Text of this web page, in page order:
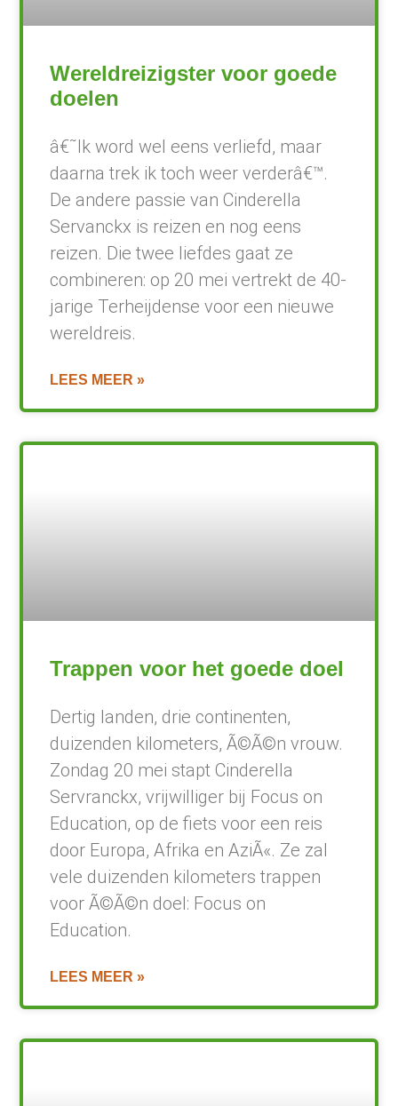
Wereldreizigster voor goede
doelen
â€˜Ik word wel eens verliefd, maar
daarna trek ik toch weer verderâ€™.
De andere passie van Cinderella
Servanckx is reizen en nog eens
reizen. Die twee liefdes gaat ze
combineren: op 20 mei vertrekt de 40-
jarige Terheijdense voor een nieuwe
wereldreis.
LEES MEER »
Trappen voor het goede doel
Dertig landen, drie continenten,
duizenden kilometers, Ã©Ã©n vrouw.
Zondag 20 mei stapt Cinderella
Servranckx, vrijwilliger bij Focus on
Education, op de fiets voor een reis
door Europa, Afrika en AziÃ«. Ze zal
vele duizenden kilometers trappen
voor Ã©Ã©n doel: Focus on
Education.
LEES MEER »